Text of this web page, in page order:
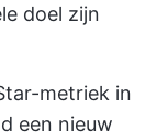
doel zijn
metriek in
een nieuw